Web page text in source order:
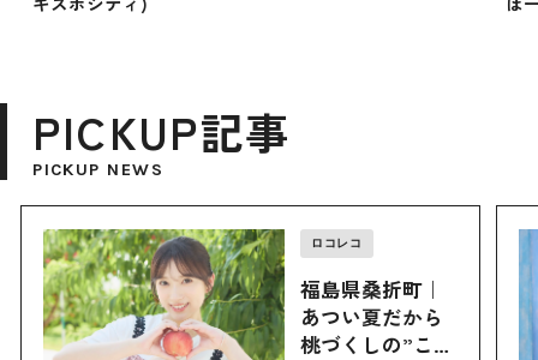
PICKUP記事
PICKUP NEWS
ロコレコ
福島県桑折町｜
あつい夏だから
桃づくしの”こお